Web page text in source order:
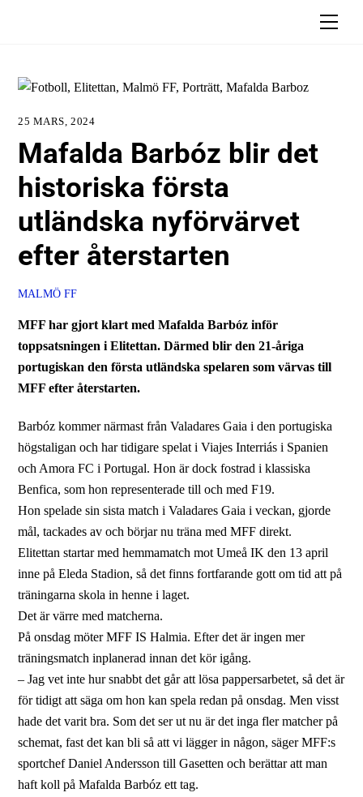
25 MARS, 2024
Mafalda Barbóz blir det
historiska första
utländska nyförvärvet
efter återstarten
MALMÖ FF
MFF har gjort klart med Mafalda Barbóz inför
toppsatsningen i Elitettan. Därmed blir den 21-åriga
portugiskan den första utländska spelaren som värvas till
MFF efter återstarten.
Barbóz kommer närmast från Valadares Gaia i den portugiska
högstaligan och har tidigare spelat i Viajes Interriás i Spanien
och Amora FC i Portugal. Hon är dock fostrad i klassiska
Benfica, som hon representerade till och med F19.
Hon spelade sin sista match i Valadares Gaia i veckan, gjorde
mål, tackades av och börjar nu träna med MFF direkt.
Elitettan startar med hemmamatch mot Umeå IK den 13 april
inne på Eleda Stadion, så det finns fortfarande gott om tid att på
träningarna skola in henne i laget.
Det är värre med matcherna.
På onsdag möter MFF IS Halmia. Efter det är ingen mer
träningsmatch inplanerad innan det kör igång.
– Jag vet inte hur snabbt det går att lösa pappersarbetet, så det är
för tidigt att säga om hon kan spela redan på onsdag. Men visst
hade det varit bra. Som det ser ut nu är det inga fler matcher på
schemat, fast det kan bli så att vi lägger in någon, säger MFF:s
sportchef Daniel Andersson till Gasetten och berättar att man
haft koll på Mafalda Barbóz ett tag.